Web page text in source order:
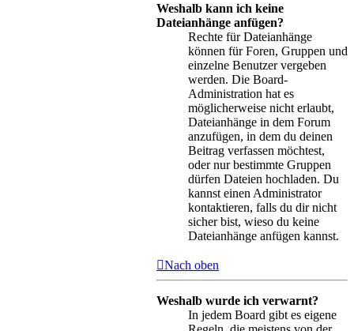
Weshalb kann ich keine
Dateianhänge anfügen?
Rechte für Dateianhänge
können für Foren, Gruppen und
einzelne Benutzer vergeben
werden. Die Board-
Administration hat es
möglicherweise nicht erlaubt,
Dateianhänge in dem Forum
anzufügen, in dem du deinen
Beitrag verfassen möchtest,
oder nur bestimmte Gruppen
dürfen Dateien hochladen. Du
kannst einen Administrator
kontaktieren, falls du dir nicht
sicher bist, wieso du keine
Dateianhänge anfügen kannst.
Nach oben
Weshalb wurde ich verwarnt?
In jedem Board gibt es eigene